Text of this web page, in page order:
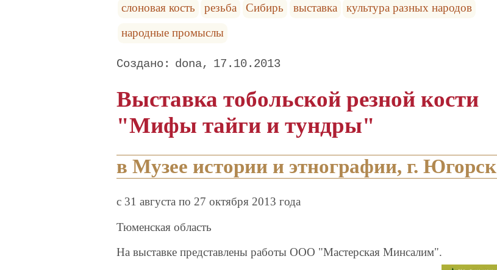
слоновая кость
резьба Сибирь выставка
культура разных народов
народные промыслы
dona 17.10.2013
Выставка тобольской резной кости
"Мифы тайги и тундры"
в Музее истории и этнографии, г. Югорск
c 31 августа по 27 октября 2013 года
Тюменская область
На выставке представлены работы ООО "Мастерская Минсалим".